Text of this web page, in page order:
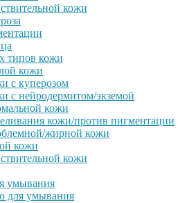
кожи
типов кожи
кожи
с куперозом
с нейродермитом/экземой
кожи
кожи/против пигментации
жирной кожи
кожи
кожи
умывания
для умывания